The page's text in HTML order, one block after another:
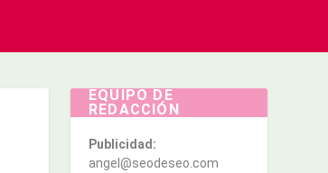
EQUIPO DE
REDACCIÓN
Publicidad:
angel@seodeseo.com